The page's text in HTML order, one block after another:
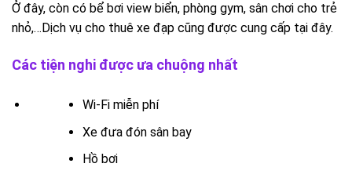
Ở đây, còn có bể bơi view biển, phòng gym, sân chơi cho trẻ
nhỏ,…Dịch vụ cho thuê xe đạp cũng được cung cấp tại đây.
Các tiện nghi được ưa chuộng nhất
Wi-Fi miễn phí
Xe đưa đón sân bay
Hồ bơi